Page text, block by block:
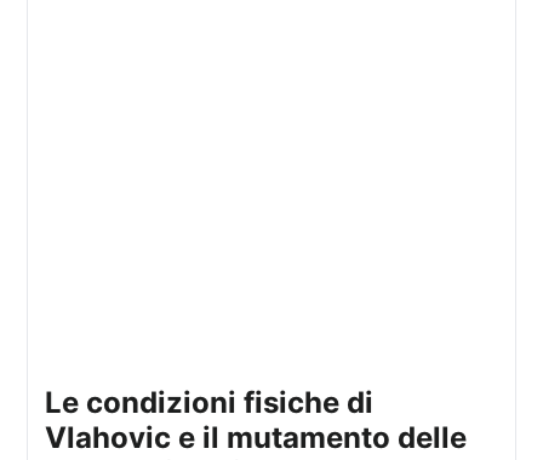
le condizioni fisiche di
Vlahovic e il mutamento delle